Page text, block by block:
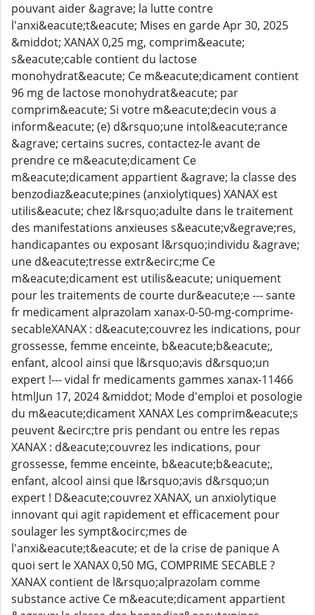
pouvant aider &agrave; la lutte contre
l'anxi&eacute;t&eacute; Mises en garde Apr 30, 2025
&middot; XANAX 0,25 mg, comprim&eacute;
s&eacute;cable contient du lactose
monohydrat&eacute; Ce m&eacute;dicament contient
96 mg de lactose monohydrat&eacute; par
comprim&eacute; Si votre m&eacute;decin vous a
inform&eacute; (e) d&rsquo;une intol&eacute;rance
&agrave; certains sucres, contactez-le avant de
prendre ce m&eacute;dicament Ce
m&eacute;dicament appartient &agrave; la classe des
benzodiaz&eacute;pines (anxiolytiques) XANAX est
utilis&eacute; chez l&rsquo;adulte dans le traitement
des manifestations anxieuses s&eacute;v&egrave;res,
handicapantes ou exposant l&rsquo;individu &agrave;
une d&eacute;tresse extr&ecirc;me Ce
m&eacute;dicament est utilis&eacute; uniquement
pour les traitements de courte dur&eacute;e --- sante
fr medicament alprazolam xanax-0-50-mg-comprime-
secableXANAX : d&eacute;couvrez les indications, pour
grossesse, femme enceinte, b&eacute;b&eacute;,
enfant, alcool ainsi que l&rsquo;avis d&rsquo;un
expert !--- vidal fr medicaments gammes xanax-11466
htmlJun 17, 2024 &middot; Mode d'emploi et posologie
du m&eacute;dicament XANAX Les comprim&eacute;s
peuvent &ecirc;tre pris pendant ou entre les repas
XANAX : d&eacute;couvrez les indications, pour
grossesse, femme enceinte, b&eacute;b&eacute;,
enfant, alcool ainsi que l&rsquo;avis d&rsquo;un
expert ! D&eacute;couvrez XANAX, un anxiolytique
innovant qui agit rapidement et efficacement pour
soulager les sympt&ocirc;mes de
l'anxi&eacute;t&eacute; et de la crise de panique A
quoi sert le XANAX 0,50 MG, COMPRIME SECABLE ?
XANAX contient de l&rsquo;alprazolam comme
substance active Ce m&eacute;dicament appartient